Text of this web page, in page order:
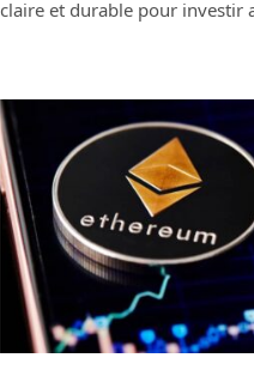
claire et durable pour investir